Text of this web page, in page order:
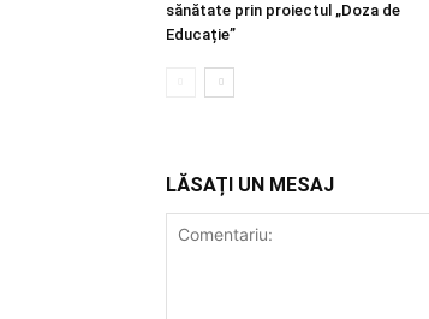
sănătate prin proiectul „Doza de
Educație”
LĂSAȚI UN MESAJ